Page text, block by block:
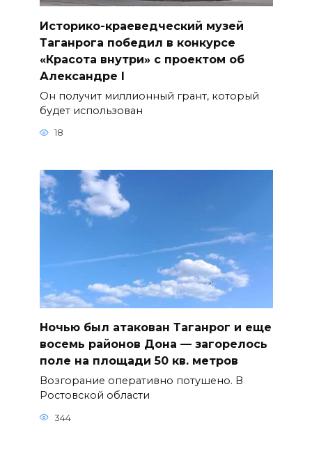
Историко-краеведческий музей
Таганрога победил в конкурсе
«Красота внутри» с проектом об
Александре I
Он получит миллионный грант, который
будет использован
18
Ночью был атакован Таганрог и еще
восемь районов Дона — загорелось
поле на площади 50 кв. метров
Возгорание оперативно потушено. В
Ростовской области
344